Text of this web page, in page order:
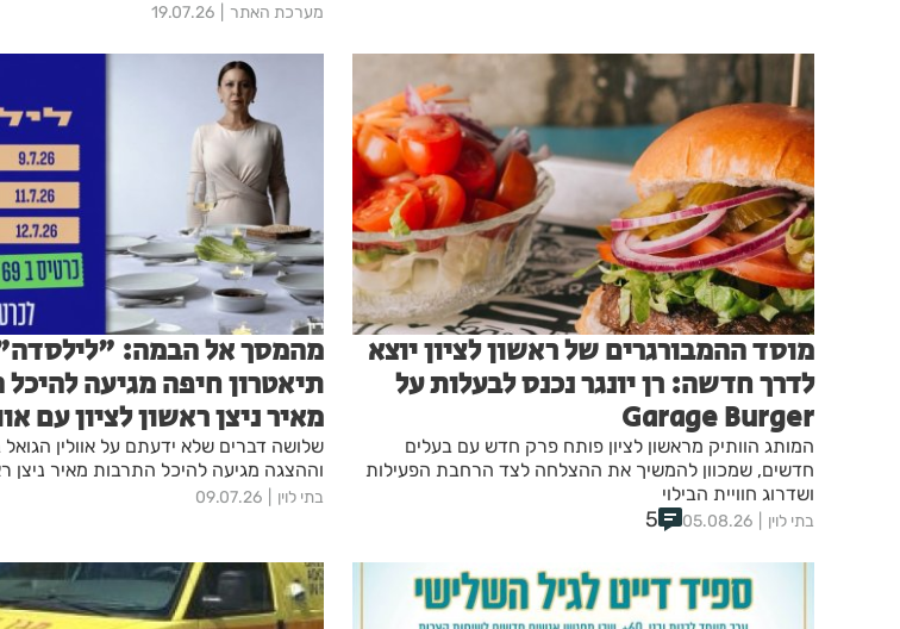
מערכת האתר 19.07.26
מוסד ההמבורגרים של ראשון לציון יוצא
לדרך חדשה: רן יונגר נכנס לבעלות על
Garage Burger
המותג הוותיק מראשון לציון פותח פרק חדש עם בעלים
חדשים, שמכוון להמשיך את ההצלחה לצד הרחבת הפעילות
ושדרוג חוויית הבילוי
בתי לוין 05.08.26
5
מהמסך אל הבמה:
תיאטרון חיפה מגיעה
מאיר ניצן ראשון לציון עם
שלושה דברים שלא ידעתם על אוולין
וההצגה מגיעה להיכל התרבות מאיר ניצן
בתי לוין 09.07.26